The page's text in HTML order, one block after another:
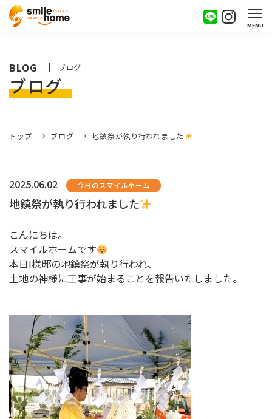
MENU
BLOG ブログ
ブログ
トップ ブログ 地鎮祭が執り行われました
2025.06.02 今日のスマイルホーム
地鎮祭が執り行われました
こんにちは。
スマイルホームです
本日I様邸の地鎮祭が執り行われ、
土地の神様に工事が始まることを報告いたしました。